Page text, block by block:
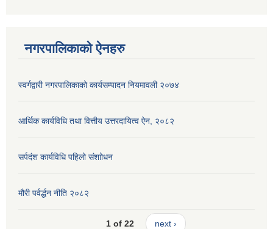
नगरपालिकाको ऐनहरु
स्वर्गद्वारी नगरपालिकाको कार्यसम्पादन नियमावली २०७४
आर्थिक कार्यविधि तथा वित्तीय उत्तरदायित्व ऐन, २०८२
सर्पदंश कार्यविधि पहिलो संशाोधन
मौरी पर्वर्द्धन नीति २०८२
1 of 22 next ›